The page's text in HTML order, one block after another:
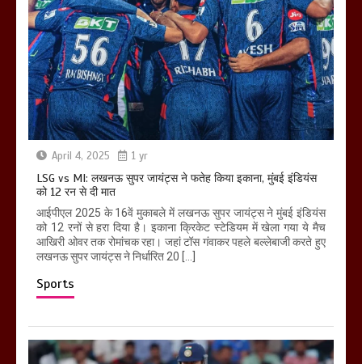
April 4, 2025 1 yr
LSG vs MI: लखनऊ सुपर जायंट्स ने फतेह किया इकाना, मुंबई इंडियंस
को 12 रन से दी मात
आईपीएल 2025 के 16वें मुकाबले में लखनऊ सुपर जायंट्स ने मुंबई इंडियंस
को 12 रनों से हरा दिया है। इकाना क्रिकेट स्टेडियम में खेला गया ये मैच
आखिरी ओवर तक रोमांचक रहा। जहां टॉस गंवाकर पहले बल्लेबाजी करते हुए
लखनऊ सुपर जायंट्स ने निर्धारित 20 […]
Sports